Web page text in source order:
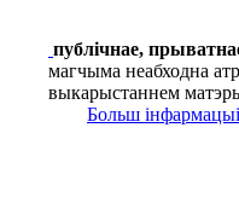
публічнае,
магчыма неабходна
выкарыстаннем
Больш інфармацыі